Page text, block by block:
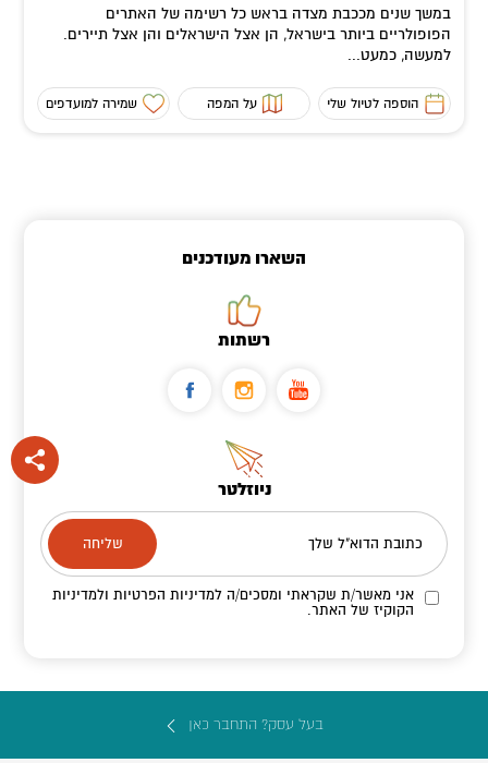
במשך שנים מככבת מצדה בראש כל רשימה של האתרים
הפופולריים ביותר בישראל, הן אצל הישראלים והן אצל תיירים.
למעשה, כמעט...
הוספה לטיול שלי על המפה שמירה למועדפים
השארו מעודכנים
רשתות
ניוזלטר
כתובת הדוא"ל שלך
אני מאשר/ת שקראתי ומסכים/הלמדיניות הפרטיות ולמדיניות
הקוקיז של האתר.
בעל עסק? התחבר כאן